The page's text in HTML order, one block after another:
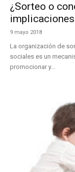
¿Sorteo o
9 mayo 2018
La organización de
sociales es un
promocionar y...